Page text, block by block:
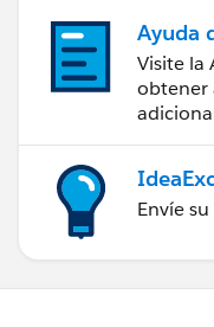
Ayuda
Visite la
obtener
Envíe